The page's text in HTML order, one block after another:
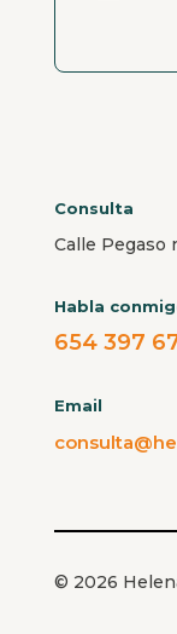
Consulta
Calle Pegaso
Habla
654 397
Email
© 2026